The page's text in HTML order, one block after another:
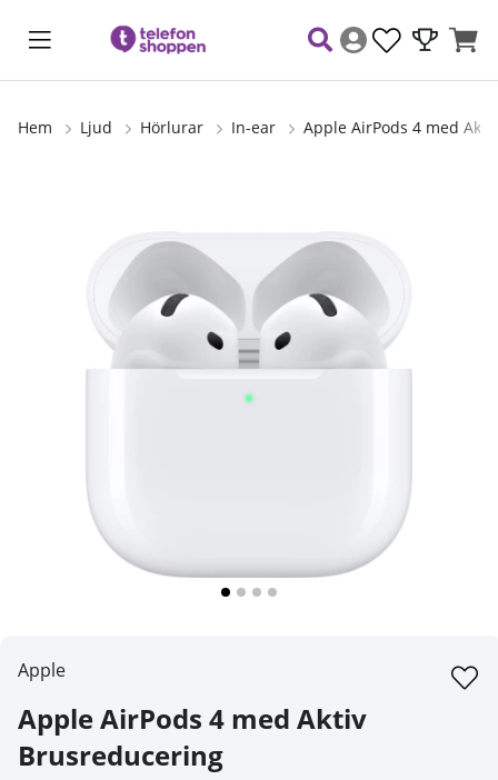
Hem Ljud Hörlurar In-ear Apple AirPods 4 med
Apple
Apple AirPods 4 med Aktiv
Brusreducering